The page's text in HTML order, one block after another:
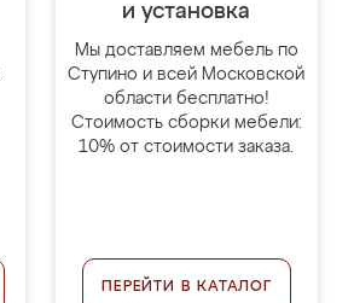
и установка
Мы доставляем мебель по
Ступино и всей Московской
области бесплатно!
Стоимость сборки мебели:
10% от стоимости заказа.
ПЕРЕЙТИ В КАТАЛОГ